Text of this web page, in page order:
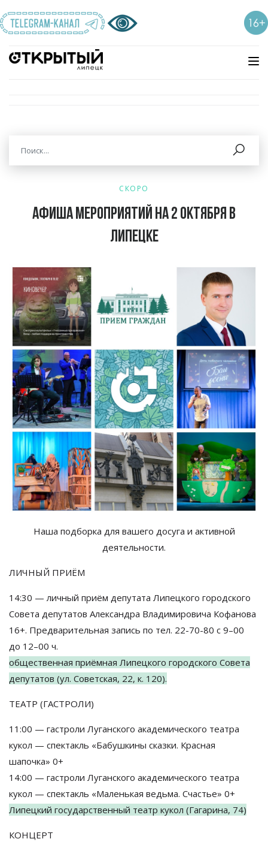
СКОРО
Афиша мероприятий на 2 октября в
Липецке
Наша подборка для вашего досуга и активной
деятельности.
ЛИЧНЫЙ ПРИЁМ
14:30 — личный приём депутата Липецкого городского
Совета депутатов Александра Владимировича Кофанова
16+. Предварительная запись по тел. 22-70-80 с 9–00
до 12–00 ч.
общественная приёмная Липецкого городского Совета
депутатов (ул. Советская, 22, к. 120).
ТЕАТР (ГАСТРОЛИ)
11:00 — гастроли Луганского академического театра
кукол — спектакль «Бабушкины сказки. Красная
шапочка» 0+
14:00 — гастроли Луганского академического театра
кукол — спектакль «Маленькая ведьма. Счастье» 0+
Липецкий государственный театр кукол (Гагарина, 74)
КОНЦЕРТ